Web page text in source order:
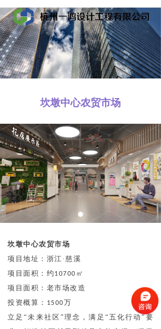
坎墩中心农贸市场
坎墩中心农贸市场
项目地址：浙江·慈溪
项目面积：约 10700 ㎡
项目面积：老市场改造
投资概算： 1500万
立足“未来社区”理念，满足“五化行动”要